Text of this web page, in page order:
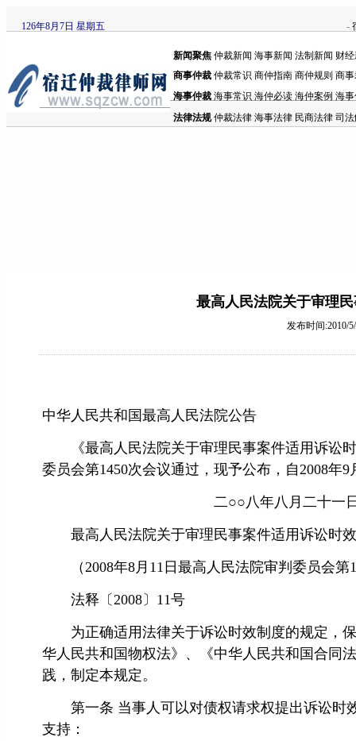
126年8月7日 星期五 -
新闻聚焦 仲裁新闻 海事新闻 法制新闻 财
商事仲裁 仲裁常识 商仲指南 商仲规则 商
海事仲裁 海事常识 海仲必读 海仲案例 海
法律法规 仲裁法律 海事法律 民商法律 司
最高人民法院关于审理
发布时间:2010/
中华人民共和国最高人民法院公告
《最高人民法院关于审理民事案件适用诉讼时
委员会第1450次会议通过，现予公布，自2008年9
二○○八年八月二十一
最高人民法院关于审理民事案件适用诉讼时
（2008年8月11日最高人民法院审判委员会第
法释〔2008〕11号
为正确适用法律关于诉讼时效制度的规定，保
华人民共和国物权法》、《中华人民共和国合同
践，制定本规定。
第一条 当事人可以对债权请求权提出诉讼时
支持：